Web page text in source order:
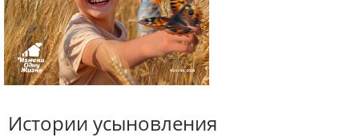
Истории усыновления